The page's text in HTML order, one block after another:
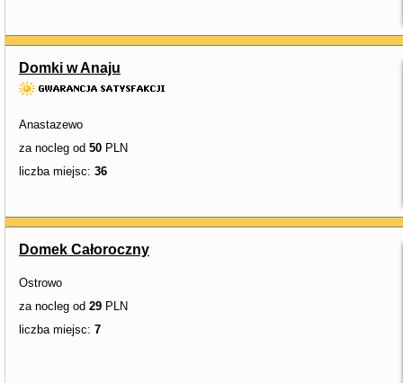
Domki w Anaju
Anastazewo
za nocleg od 50 PLN
liczba miejsc: 36
Domek Całoroczny
Ostrowo
za nocleg od 29 PLN
liczba miejsc: 7